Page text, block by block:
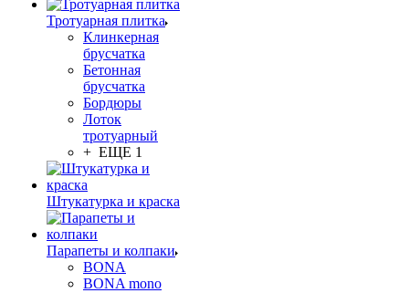
Тротуарная плитка
Клинкерная
брусчатка
Бетонная
брусчатка
Бордюры
Лоток
тротуарный
+ ЕЩЕ 1
Штукатурка и краска
Парапеты и колпаки
BONA
BONA mono